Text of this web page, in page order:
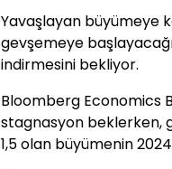
Yavaşlayan büyümeye
gevşemeye
indirmesini bekliyor.
Bloomberg Economics
stagnasyon beklerken,
1,5 olan büyümenin